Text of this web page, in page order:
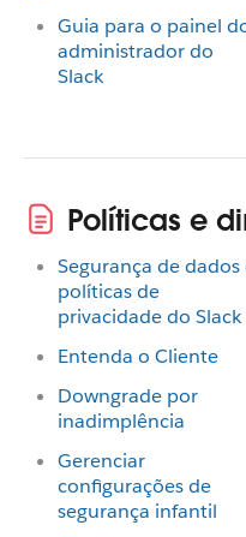
Guia para o painel
administrador do
Slack
Políticas e
Segurança de dados
políticas de
privacidade do Slack
Entenda o Cliente
Downgrade por
inadimplência
Gerenciar
configurações de
segurança infantil